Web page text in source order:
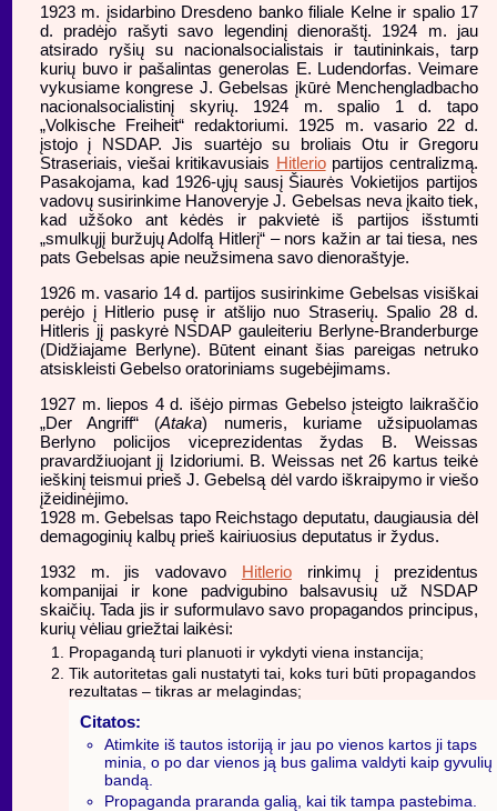
1923 m. įsidarbino Dresdeno banko filiale Kelne ir spalio 17
d. pradėjo rašyti savo legendinį dienoraštį. 1924 m. jau
atsirado ryšių su nacionalsocialistais ir tautininkais, tarp
kurių buvo ir pašalintas generolas E. Ludendorfas. Veimare
vykusiame kongrese J. Gebelsas įkūrė Menchengladbacho
nacionalsocialistinį skyrių. 1924 m. spalio 1 d. tapo
„Volkische Freiheit“ redaktoriumi. 1925 m. vasario 22 d.
įstojo į NSDAP. Jis suartėjo su broliais Otu ir Gregoru
Straseriais, viešai kritikavusiais Hitleriopartijos centralizmą.
Pasakojama, kad 1926-ųjų sausį Šiaurės Vokietijos partijos
vadovų susirinkime Hanoveryje J. Gebelsas neva įkaito tiek,
kad užšoko ant kėdės ir pakvietė iš partijos išstumti
„smulkųjį buržujų Adolfą Hitlerį“ – nors kažin ar tai tiesa, nes
pats Gebelsas apie neužsimena savo dienoraštyje.
1926 m. vasario 14 d. partijos susirinkime Gebelsas visiškai
perėjo į Hitlerio pusę ir atšlijo nuo Straserių. Spalio 28 d.
Hitleris jį paskyrė NSDAP gauleiteriu Berlyne-Branderburge
(Didžiajame Berlyne). Būtent einant šias pareigas netruko
atsiskleisti Gebelso oratoriniams sugebėjimams.
1927 m. liepos 4 d. išėjo pirmas Gebelso įsteigto laikraščio
„Der Angriff“ (Ataka) numeris, kuriame užsipuolamas
Berlyno policijos viceprezidentas žydas B. Weissas
pravardžiuojant jį Izidoriumi. B. Weissas net 26 kartus teikė
ieškinį teismui prieš J. Gebelsą dėl vardo iškraipymo ir viešo
įžeidinėjimo.
1928 m. Gebelsas tapo Reichstago deputatu, daugiausia dėl
demagoginių kalbų prieš kairiuosius deputatus ir žydus.
1932 m. jis vadovavo Hitleriorinkimų į prezidentus
kompanijai ir kone padvigubino balsavusių už NSDAP
skaičių. Tada jis ir suformulavo savo propagandos principus,
kurių vėliau griežtai laikėsi:
Propagandą turi planuoti ir vykdyti viena instancija;
Tik autoritetas gali nustatyti tai, koks turi būti propagandos
rezultatas – tikras ar melagindas;
Citatos:
Atimkite iš tautos istoriją ir jau po vienos kartos ji taps
minia, o po dar vienos ją bus galima valdyti kaip gyvulių
bandą.
Propaganda praranda galią, kai tik tampa pastebima.